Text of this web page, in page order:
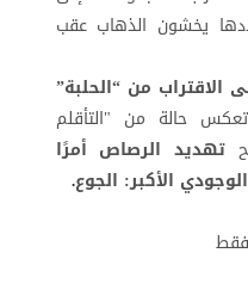
يخشون الذهاب عقب
الاقتراب من “الحلبة”
تعكس حالة من "التأقلم
تهديد الرصاص أمرًا
الأكبر: الجوع.